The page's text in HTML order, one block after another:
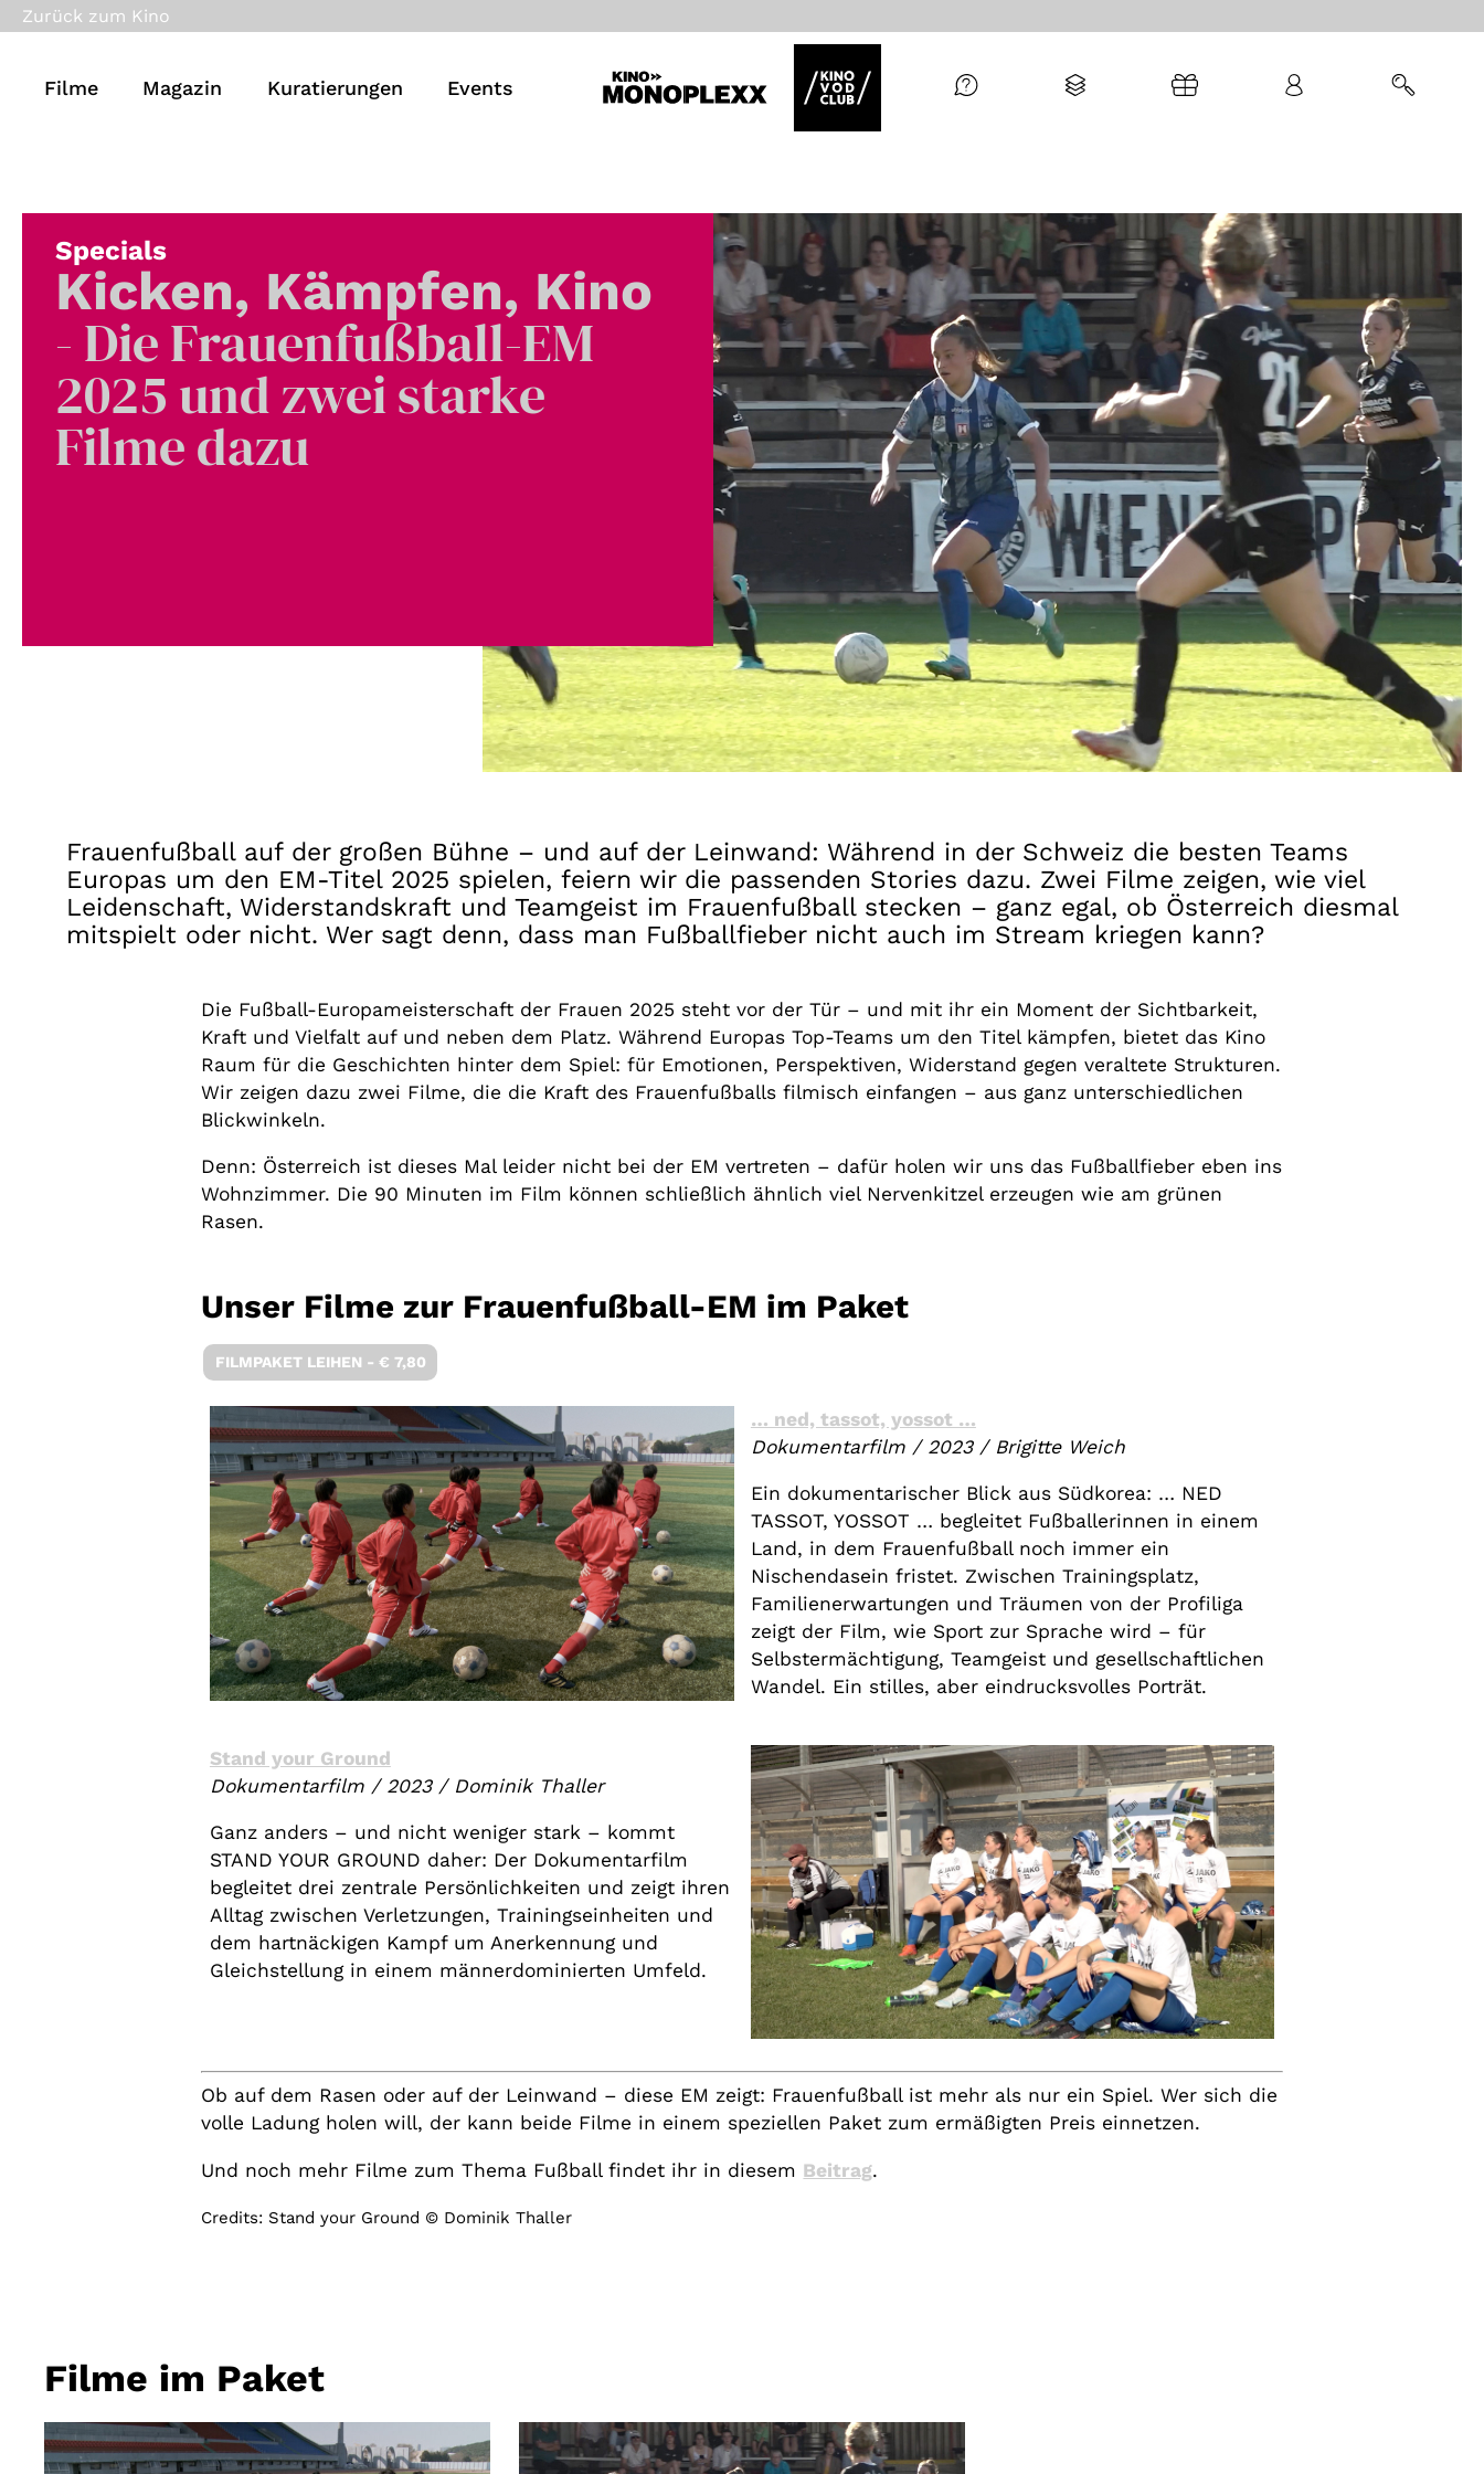
Kuratierungen
Events
So geht’s
Filmpakete
Gutscheine
& Filmpässe
Account
Suche
Zurück zum Kino
Filme Magazin Kuratierungen Events
Specials
Kicken, Kämpfen, Kino
- Die Frauenfußball-EM
2025 und zwei starke
Filme dazu
Frauenfußball auf der großen Bühne – und auf der Leinwand: Während in der Schweiz die besten Teams
Europas um den EM-Titel 2025 spielen, feiern wir die passenden Stories dazu. Zwei Filme zeigen, wie viel
Leidenschaft, Widerstandskraft und Teamgeist im Frauenfußball stecken – ganz egal, ob Österreich diesmal
mitspielt oder nicht. Wer sagt denn, dass man Fußballfieber nicht auch im Stream kriegen kann?
Die Fußball-Europameisterschaft der Frauen 2025 steht vor der Tür – und mit ihr ein Moment der Sichtbarkeit,
Kraft und Vielfalt auf und neben dem Platz. Während Europas Top-Teams um den Titel kämpfen, bietet das Kino
Raum für die Geschichten hinter dem Spiel: für Emotionen, Perspektiven, Widerstand gegen veraltete Strukturen.
Wir zeigen dazu zwei Filme, die die Kraft des Frauenfußballs filmisch einfangen – aus ganz unterschiedlichen
Blickwinkeln.
Denn: Österreich ist dieses Mal leider nicht bei der EM vertreten – dafür holen wir uns das Fußballfieber eben ins
Wohnzimmer. Die 90 Minuten im Film können schließlich ähnlich viel Nervenkitzel erzeugen wie am grünen
Rasen.
Unser Filme zur Frauenfußball-EM im Paket
FILMPAKET LEIHEN - € 7,80
… ned, tassot, yossot …
Dokumentarfilm / 2023 / Brigitte Weich
Ein dokumentarischer Blick aus Südkorea: … NED
TASSOT, YOSSOT … begleitet Fußballerinnen in einem
Land, in dem Frauenfußball noch immer ein
Nischendasein fristet. Zwischen Trainingsplatz,
Familienerwartungen und Träumen von der Profiliga
zeigt der Film, wie Sport zur Sprache wird – für
Selbstermächtigung, Teamgeist und gesellschaftlichen
Wandel. Ein stilles, aber eindrucksvolles Porträt.
Stand your Ground
Dokumentarfilm / 2023 / Dominik Thaller
Ganz anders – und nicht weniger stark – kommt
STAND YOUR GROUND daher: Der Dokumentarfilm
begleitet drei zentrale Persönlichkeiten und zeigt ihren
Alltag zwischen Verletzungen, Trainingseinheiten und
dem hartnäckigen Kampf um Anerkennung und
Gleichstellung in einem männerdominierten Umfeld.
Ob auf dem Rasen oder auf der Leinwand – diese EM zeigt: Frauenfußball ist mehr als nur ein Spiel. Wer sich die
volle Ladung holen will, der kann beide Filme in einem speziellen Paket zum ermäßigten Preis einnetzen.
Und noch mehr Filme zum Thema Fußball findet ihr in diesem Beitrag.
Credits: Stand your Ground © Dominik Thaller
Filme im Paket